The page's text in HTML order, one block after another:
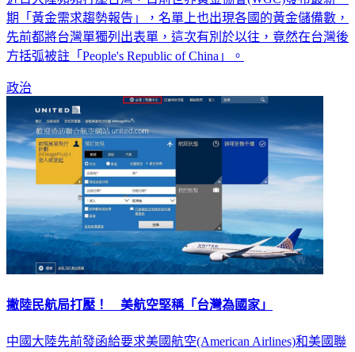
期「黃金需求趨勢報告」，名單上也出現各國的黃金儲備數，
先前都將台灣單獨列出表單，這次有別於以往，竟然在台灣後
方括弧被註「People's Republic of China」。
政治
撇陸民航局打壓！ 美航空堅稱「台灣為國家」
中國大陸先前發函給要求美國航空(American Airlines)和美國聯